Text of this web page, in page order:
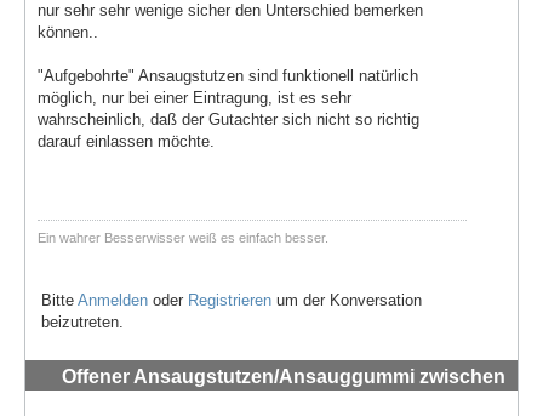
nur sehr sehr wenige sicher den Unterschied bemerken
können..
"Aufgebohrte" Ansaugstutzen sind funktionell natürlich
möglich, nur bei einer Eintragung, ist es sehr
wahrscheinlich, daß der Gutachter sich nicht so richtig
darauf einlassen möchte.
Ein wahrer Besserwisser weiß es einfach besser.
Bitte Anmelden oder Registrieren um der Konversation
beizutreten.
Offener Ansaugstutzen/Ansauggummi zwischen